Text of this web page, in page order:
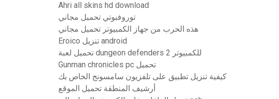
Ahri all skins hd download
توروفبوتي تحميل مجاني
هذه الحرب من جهاز الكمبيوتر تحميل مجاني
Eroico تنزيل android
تحميل لعبة dungeon defenders 2 للكمبيوتر
Gunman chronicles pc تحميل
كيفية تنزيل تطبيق على تلفزيون سامسونج الخاص بك
أرشيف المنطقة تحميل الموقع